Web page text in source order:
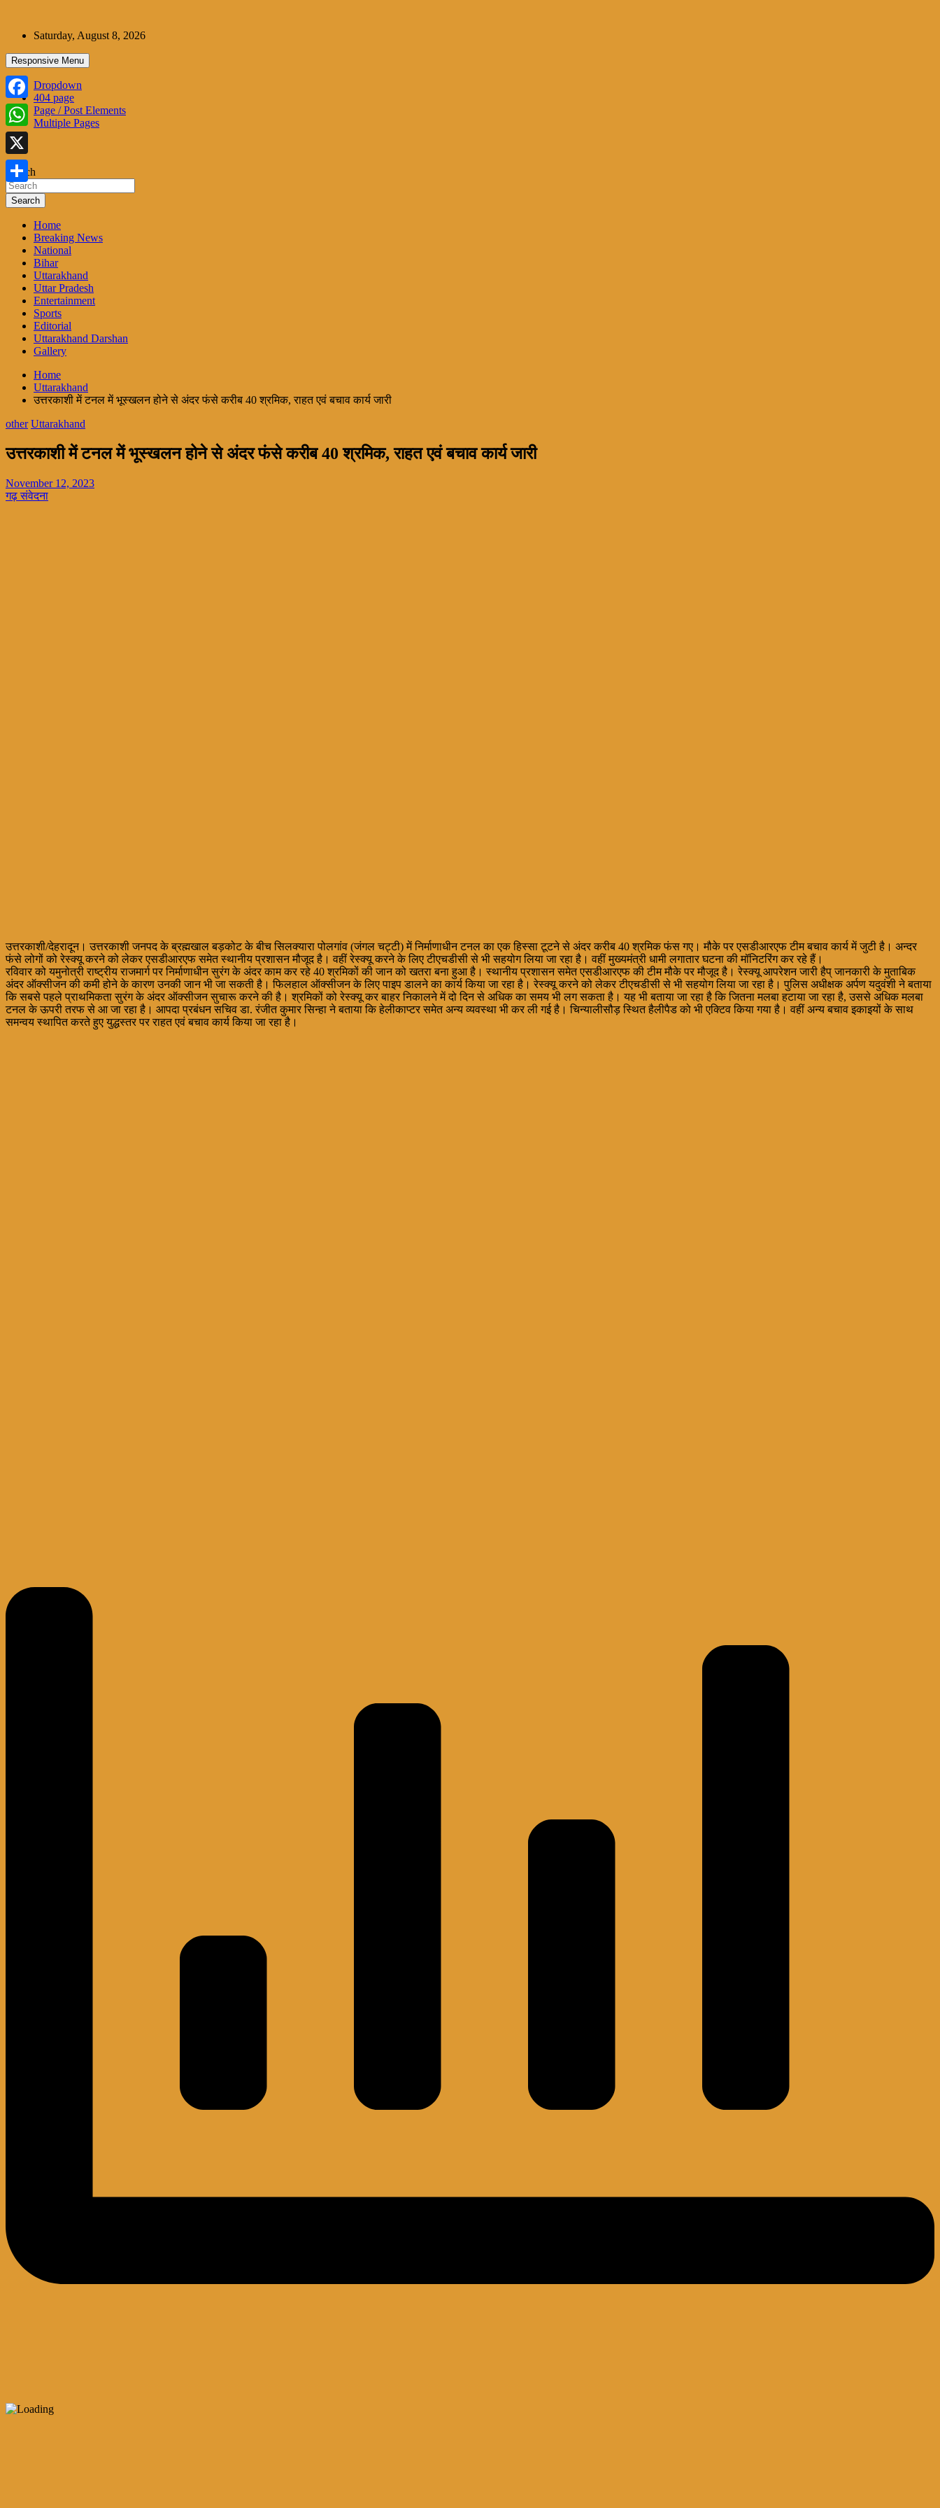
contentSaturday, August 8, 2026
Responsive Menu
Dropdown
404 page
Page / Post Elements
Multiple Pages
Search
Search
Home
Breaking News
National
Bihar
Uttarakhand
Uttar Pradesh
Entertainment
Sports
Editorial
Uttarakhand Darshan
Gallery
Home
Uttarakhand
उत्तरकाशी में टनल में भूस्खलन होने से अंदर फंसे करीब 40 श्रमिक, राहत एवं बचाव कार्य जारी
other Uttarakhand
उत्तरकाशी में टनल में भूस्खलन होने से अंदर फंसे करीब 40 श्रमिक, राहत एवं बचाव कार्य जारी
November 12, 2023
गढ़ संवेदना
उत्तरकाशी/देहरादून। उत्तरकाशी जनपद के ब्रह्मखाल बड़कोट के बीच सिलक्यारा पोलगांव (जंगल चट्टी) में निर्माणाधीन टनल का एक हिस्सा टूटने से अंदर करीब 40 श्रमिक फंस गए। मौके पर एसडीआरएफ टीम बचाव कार्य में जुटी है। अन्दर
फंसे लोगों को रेस्क्यू करने को लेकर एसडीआरएफ समेत स्थानीय प्रशासन मौजूद है। वहीं रेस्क्यू करने के लिए टीएचडीसी से भी सहयोग लिया जा रहा है। वहीं मुख्यमंत्री धामी लगातार घटना की मॉनिटरिंग कर रहे हैं।
रविवार को यमुनोत्री राष्ट्रीय राजमार्ग पर निर्माणाधीन सुरंग के अंदर काम कर रहे 40 श्रमिकों की जान को खतरा बना हुआ है। स्थानीय प्रशासन समेत एसडीआरएफ की टीम मौके पर मौजूद है। रेस्क्यू आपरेशन जारी हैप् जानकारी के मुताबिक
अंदर ऑक्सीजन की कमी होने के कारण उनकी जान भी जा सकती है। फिलहाल ऑक्सीजन के लिए पाइप डालने का कार्य किया जा रहा है। रेस्क्यू करने को लेकर टीएचडीसी से भी सहयोग लिया जा रहा है। पुलिस अधीक्षक अर्पण यदुवंशी ने बताया
कि सबसे पहले प्राथमिकता सुरंग के अंदर ऑक्सीजन सुचारू करने की है। श्रमिकों को रेस्क्यू कर बाहर निकालने में दो दिन से अधिक का समय भी लग सकता है। यह भी बताया जा रहा है कि जितना मलबा हटाया जा रहा है, उससे अधिक मलबा
टनल के ऊपरी तरफ से आ जा रहा है। आपदा प्रबंधन सचिव डा. रंजीत कुमार सिन्हा ने बताया कि हेलीकाप्टर समेत अन्य व्यवस्था भी कर ली गई है। चिन्यालीसौड़ स्थित हैलीपैड को भी एक्टिव किया गया है। वहीं अन्य बचाव इकाइयों के साथ
समन्वय स्थापित करते हुए युद्धस्तर पर राहत एवं बचाव कार्य किया जा रहा है।
Facebook
WhatsApp
X
Share